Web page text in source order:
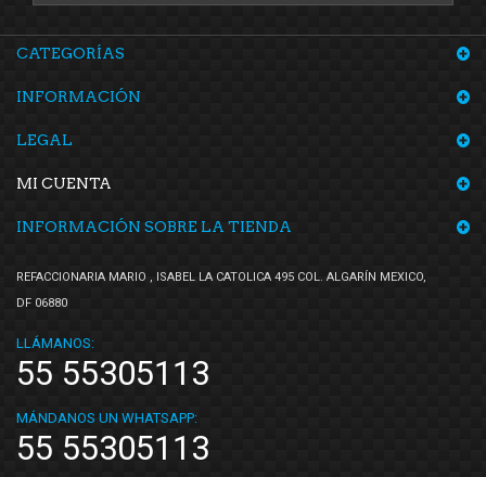
CATEGORÍAS
INFORMACIÓN
LEGAL
MI CUENTA
INFORMACIÓN SOBRE LA TIENDA
REFACCIONARIA MARIO , ISABEL LA CATOLICA 495 COL. ALGARÍN MEXICO,
DF 06880
LLÁMANOS:
55 55305113
MÁNDANOS UN WHATSAPP:
55 55305113